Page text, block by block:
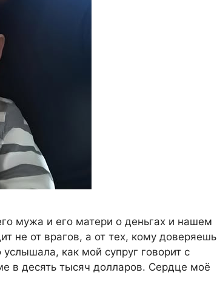
мужа и его матери о деньгах и нашем
не от врагов, а от тех, кому доверяешь
как мой супруг говорит с
в десять тысяч долларов. Сердце моё